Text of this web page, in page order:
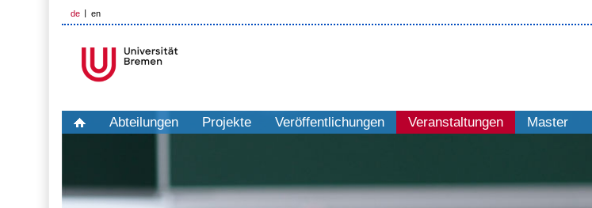
de en
Abteilungen Projekte Veröffentlichungen Veranstaltungen Master